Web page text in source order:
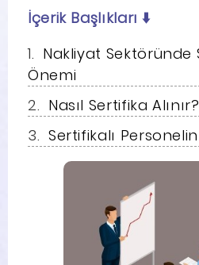
İçerik Başlıkları ⬇️
Nakliyat Sektöründe
Önemi
Nasıl Sertifika Alınır?
Sertifikalı